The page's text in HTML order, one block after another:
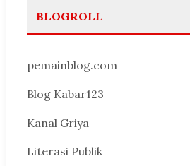
BLOGROLL
pemainblog.com
Blog Kabar123
Kanal Griya
Literasi Publik